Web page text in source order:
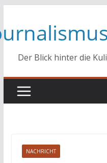
springen
Der Blick hinter die
NACHRICHT